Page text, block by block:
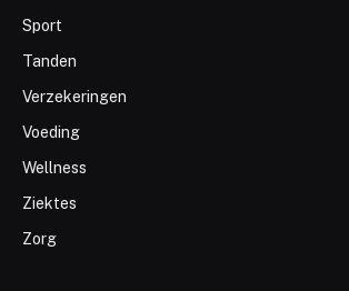
Sport
Tanden
Verzekeringen
Voeding
Wellness
Ziektes
Zorg